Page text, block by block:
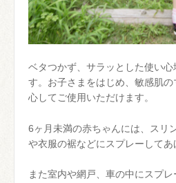
ベタつかず、サラッとした使い
す。お子さまをはじめ、敏感肌
心してご使用いただけます。
6ヶ月未満の赤ちゃんには、スリ
や衣服の裾などにスプレーしてあ
また室内や網戸、車の中にスプ